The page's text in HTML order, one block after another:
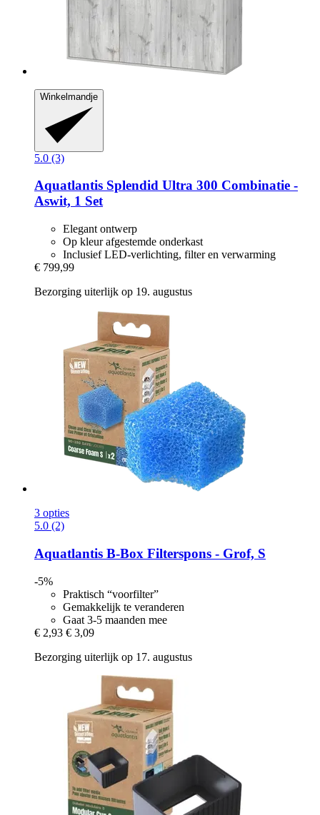
Winkelmandje
5.0 (3)
Aquatlantis Splendid Ultra 300 Combinatie -​
Aswit, 1 Set
Elegant ontwerp
Op kleur afgestemde onderkast
Inclusief LED-verlichting, filter en verwarming
€ 799,99
Bezorging uiterlijk op 19. augustus
3 opties
5.0 (2)
Aquatlantis B-​Box Filterspons -​ Grof, S
-5%
Praktisch “voorfilter”
Gemakkelijk te veranderen
Gaat 3-5 maanden mee
€ 2,93 € 3,09
Bezorging uiterlijk op 17. augustus